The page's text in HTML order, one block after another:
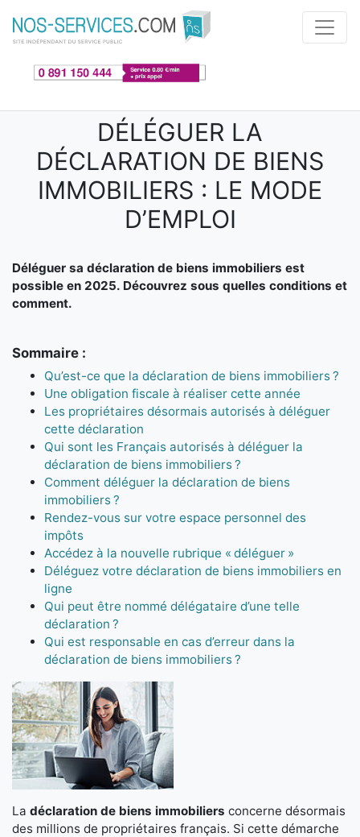
Aller au contenu principal
DÉLÉGUER LA
DÉCLARATION DE BIENS
IMMOBILIERS : LE MODE
D’EMPLOI
Déléguer sa déclaration de biens immobiliers est
possible en 2025. Découvrez sous quelles conditions et
comment.
Sommaire :
Qu’est-ce que la déclaration de biens immobiliers ?
Une obligation fiscale à réaliser cette année
Les propriétaires désormais autorisés à déléguer
cette déclaration
Qui sont les Français autorisés à déléguer la
déclaration de biens immobiliers ?
Comment déléguer la déclaration de biens
immobiliers ?
Rendez-vous sur votre espace personnel des
impôts
Accédez à la nouvelle rubrique « déléguer »
Déléguez votre déclaration de biens immobiliers en
ligne
Qui peut être nommé délégataire d’une telle
déclaration ?
Qui est responsable en cas d’erreur dans la
déclaration de biens immobiliers ?
La déclaration de biens immobiliers concerne désormais
des millions de propriétaires français. Si cette démarche